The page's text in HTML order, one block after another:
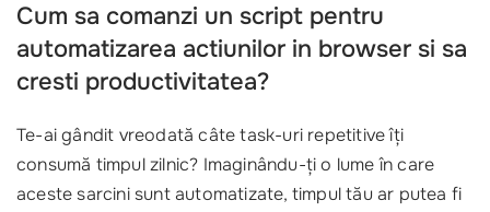
Cum sa comanzi un script pentru
automatizarea actiunilor in browser si sa
cresti productivitatea?
Te-ai gândit vreodată câte task-uri repetitive îți
consumă timpul zilnic? Imaginându-ți o lume în care
aceste sarcini sunt automatizate, timpul tău ar putea fi